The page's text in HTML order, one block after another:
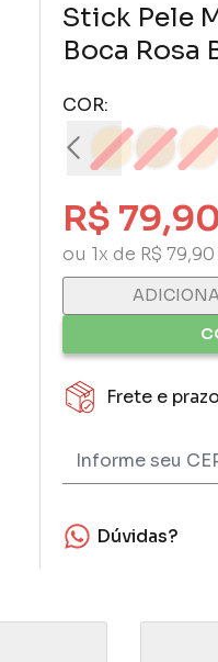
Stick Pele
Boca Rosa
COR:
R$ 79,90
ou 1x de R$ 79,90
Frete e
Dúvidas?